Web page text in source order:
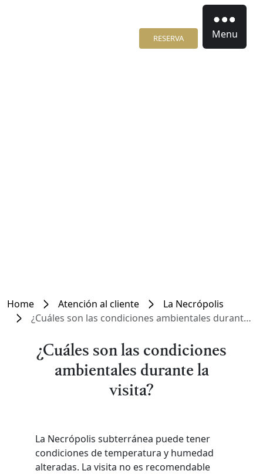
RESERVA Menu
Home Atención al cliente
La Necrópolis
¿Cuáles son las condiciones ambientales durante la visita?
¿Cuáles son las condiciones
ambientales durante la
visita?
La Necrópolis subterránea puede tener
condiciones de temperatura y humedad
alteradas. La visita no es recomendable